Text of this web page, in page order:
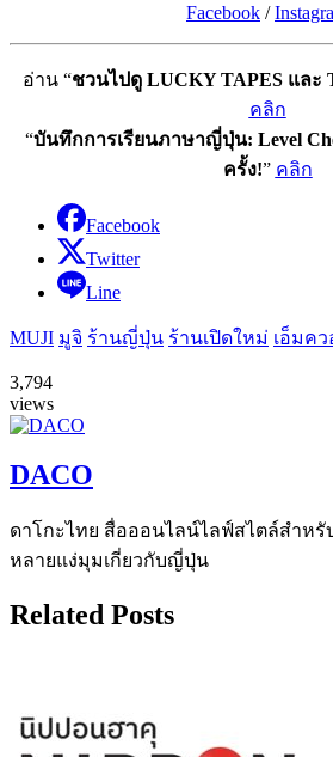
Facebook /
อ่าน “ชวนไปดู LUCKY TAPES และ
คลิก
“บันทึกการเรียนภาษาญี่ปุ่น: Level
ครั้ง!” คลิก
Facebook
Twitter
Line
MUJI มูจิ ร้านญี่ปุ่น ร้านเปิดใหม่ เอ็มคว
3,794
views
DACO
ดาโกะไทย สื่อออนไลน์ไลฟ์สไตล์สำห
หลายแง่มุมเกี่ยวกับญี่ปุ่น
Related Posts